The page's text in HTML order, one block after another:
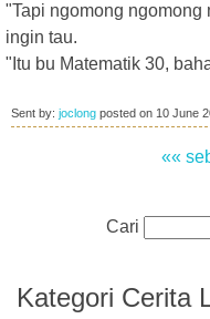
"Tapi ngomong
ingin tau.
"Itu bu Matematik 30,
Sent by: joclong posted on 10 June
««
Cari
Kategori Cerita